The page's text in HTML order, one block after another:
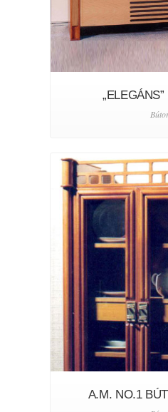
A.M. NO.1